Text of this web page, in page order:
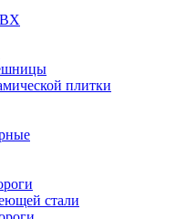
плитки
стали